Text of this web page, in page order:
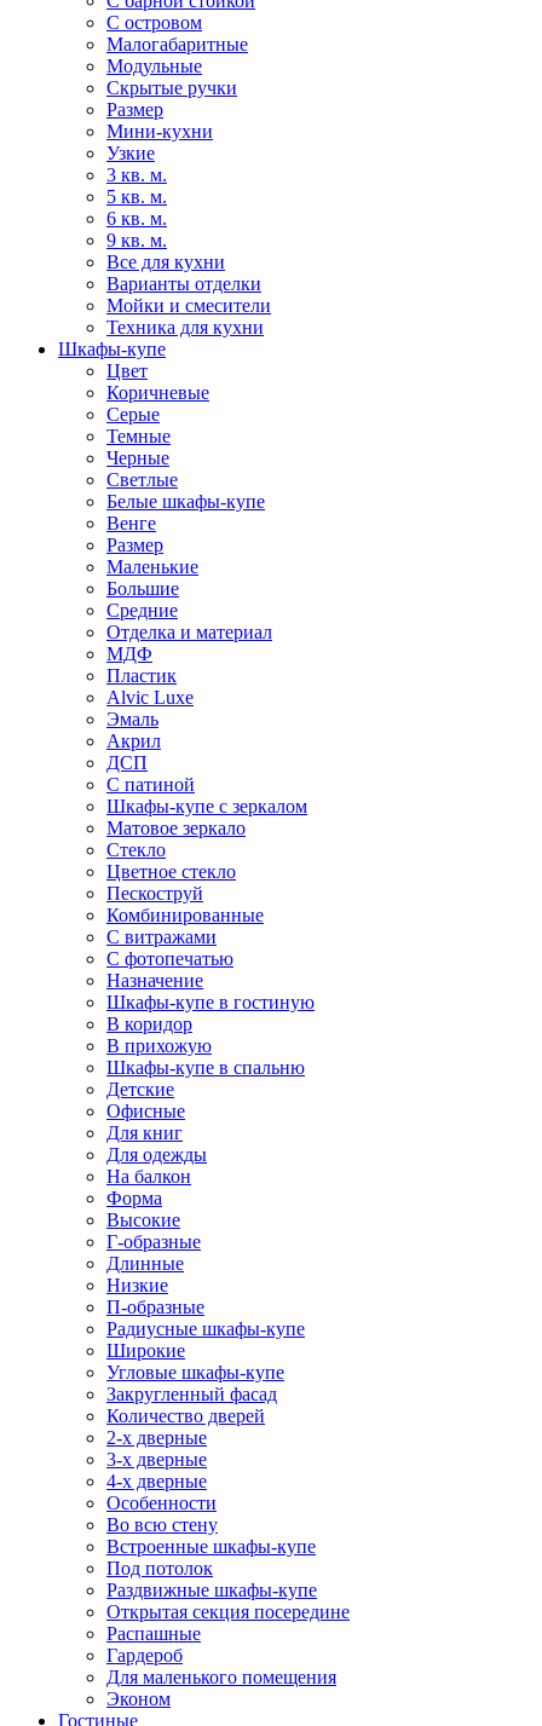
С островом
Малогабаритные
Модульные
Скрытые ручки
Размер
Мини-кухни
Узкие
3 кв. м.
5 кв. м.
6 кв. м.
9 кв. м.
Все для кухни
Варианты отделки
Мойки и смесители
Техника для кухни
Шкафы-купе
Цвет
Коричневые
Серые
Темные
Черные
Светлые
Белые шкафы-купе
Венге
Размер
Маленькие
Большие
Средние
Отделка и материал
МДФ
Пластик
Alvic Luxe
Эмаль
Акрил
ДСП
С патиной
Шкафы-купе с зеркалом
Матовое зеркало
Стекло
Цветное стекло
Пескоструй
Комбинированные
С витражами
С фотопечатью
Назначение
Шкафы-купе в гостиную
В коридор
В прихожую
Шкафы-купе в спальню
Детские
Офисные
Для книг
Для одежды
На балкон
Форма
Высокие
Г-образные
Длинные
Низкие
П-образные
Радиусные шкафы-купе
Широкие
Угловые шкафы-купе
Закругленный фасад
Количество дверей
2-х дверные
3-х дверные
4-х дверные
Особенности
Во всю стену
Встроенные шкафы-купе
Под потолок
Раздвижные шкафы-купе
Открытая секция посередине
Распашные
Гардероб
Для маленького помещения
Эконом
Гостиные